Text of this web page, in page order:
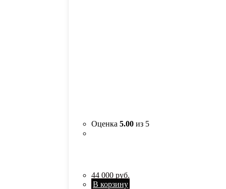
Оценка5.00 из 5
44 000руб.
В корзину